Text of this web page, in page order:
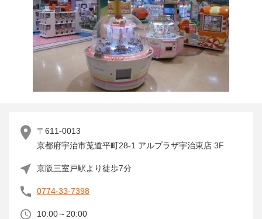
〒611-0013
京都府宇治市莵道平町28-1 アルプラザ宇治東店 3F
京阪三室戸駅より徒歩7分
0774-33-7398
10:00～20:00